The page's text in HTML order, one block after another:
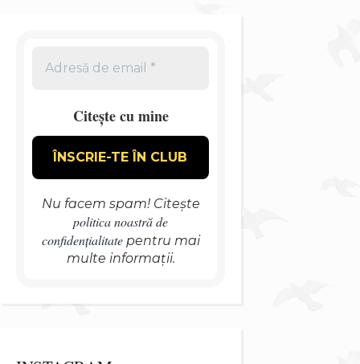
Citește cu mine
Nu facem spam! Citește
politica noastră de
confidențialitatepentru mai
multe informații.